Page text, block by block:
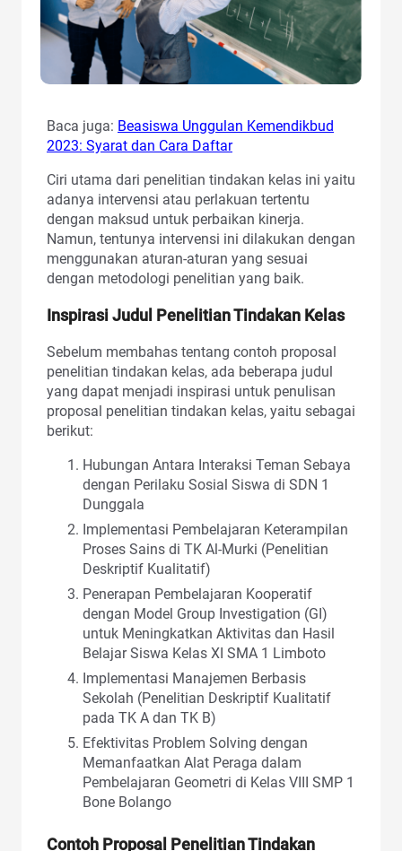
Baca juga: Beasiswa Unggulan Kemendikbud
2023: Syarat dan Cara Daftar
Ciri utama dari penelitian tindakan kelas ini yaitu
adanya intervensi atau perlakuan tertentu
dengan maksud untuk perbaikan kinerja.
Namun, tentunya intervensi ini dilakukan dengan
menggunakan aturan-aturan yang sesuai
dengan metodologi penelitian yang baik.
Inspirasi Judul Penelitian Tindakan Kelas
Sebelum membahas tentang contoh proposal
penelitian tindakan kelas, ada beberapa judul
yang dapat menjadi inspirasi untuk penulisan
proposal penelitian tindakan kelas, yaitu sebagai
berikut:
Hubungan Antara Interaksi Teman Sebaya
dengan Perilaku Sosial Siswa di SDN 1
Dunggala
Implementasi Pembelajaran Keterampilan
Proses Sains di TK Al-Murki (Penelitian
Deskriptif Kualitatif)
Penerapan Pembelajaran Kooperatif
dengan Model Group Investigation (GI)
untuk Meningkatkan Aktivitas dan Hasil
Belajar Siswa Kelas XI SMA 1 Limboto
Implementasi Manajemen Berbasis
Sekolah (Penelitian Deskriptif Kualitatif
pada TK A dan TK B)
Efektivitas Problem Solving dengan
Memanfaatkan Alat Peraga dalam
Pembelajaran Geometri di Kelas VIII SMP 1
Bone Bolango
Contoh Proposal Penelitian Tindakan